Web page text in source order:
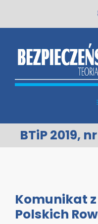
BTiP 2019,
Komunikat
Polskich